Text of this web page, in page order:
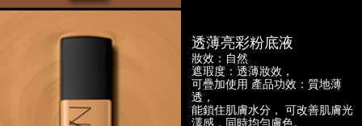
透薄亮彩粉底液
妝效：自然
遮瑕度：透薄妝效，
可疊加使用 產品功效：質地薄
透，
能鎖住肌膚水分， 可改善肌膚光
澤感， 同時均勻膚色。